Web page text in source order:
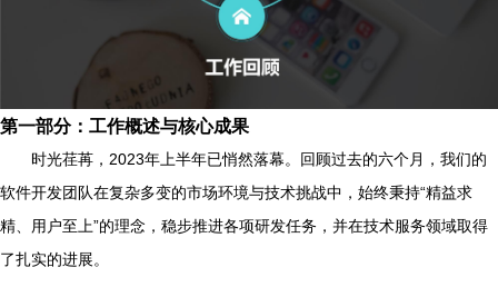
第一部分：工作概述与核心成果
时光荏苒，2023年上半年已悄然落幕。回顾过去的六个月，我们的
软件开发团队在复杂多变的市场环境与技术挑战中，始终秉持“精益求
精、用户至上”的理念，稳步推进各项研发任务，并在技术服务领域取得
了扎实的进展。